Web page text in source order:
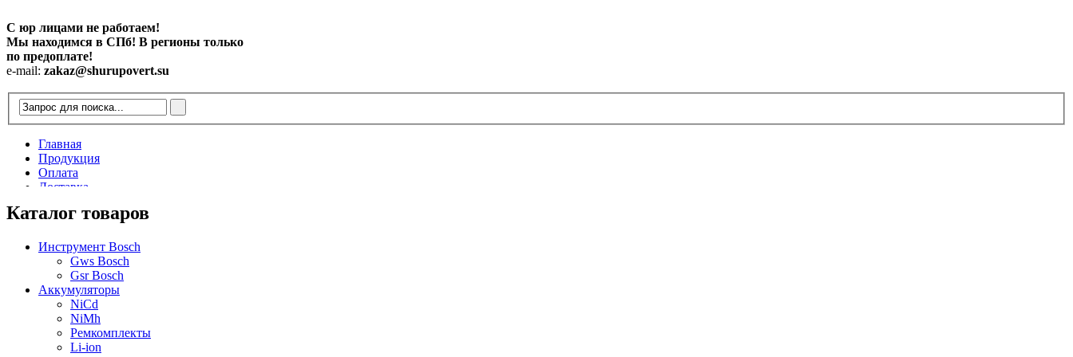
С юр лицами не работаем!
Мы находимся в СПб! В регионы только
по предоплате!
e-mail: zakaz@shurupovert.su
Главная
Продукция
Оплата
Доставка
Статьи
Каталог товаров
Инструмент Bosch
Gws Bosch
Gsr Bosch
Аккумуляторы
NiCd
NiMh
Ремкомплекты
Li-ion